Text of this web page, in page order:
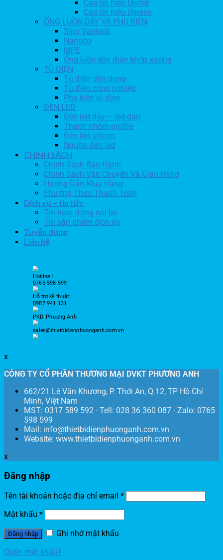
Cáp tín hiệu Unitek
Cáp tín hiệu Ugreen
ỐNG LUỒN DÂY VÀ PHỤ KIỆN
Sino Vanlock
Nanoco
MPE
Ống luồn dây điện khớp xương
TỦ ĐIỆN
Tủ điện dân dụng
Tủ điện công nghiệp
Phụ kiện tủ điện
ĐÈN LED
Đèn led dây – led dán
Thanh nhôm profile
Đèn led silicon
Nguồn đèn led
CHÍNH SÁCH
Chính Sách Bảo Hành
Chính Sách Vận Chuyển Và Giao Hàng
Hướng Dẫn Mua Hàng
Phương Thức Thanh Toán
Dịch vụ – tin tức
Tin hoạt động nội bộ
Tin sản phẩm dịch vụ
Tuyển dụng
Liên hệ
Hotline :
0765 598 599
Hỗ trợ kỹ thuật:
0987 941 131
PKD. Phương Anh
sales@thietbidienphuonganh.com.vn
x
CÔNG TY CỔ PHẦN THƯƠNG MẠI DVKT PHƯƠNG ANH
662/21 Lê Văn Khương, P. Thới An, Q.12, TP Hồ Chí
Minh, Việt Nam
MST: 0317 589 592 - Tell: 028 36 360 087 - Zalo: 0765
598 599
Mail: info@thietbidienphuonganh.com.vn
Website: www.thietbidienphuonganh.com.vn
x
Đăng nhập
Tên tài khoản hoặc địa chỉ email *
Mật khẩu *
Đăng nhập
Ghi nhớ mật khẩu
Quên mật khẩu?